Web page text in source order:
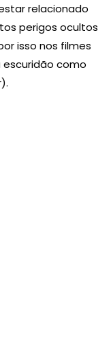
relacionado
perigos ocultos
isso nos filmes
como